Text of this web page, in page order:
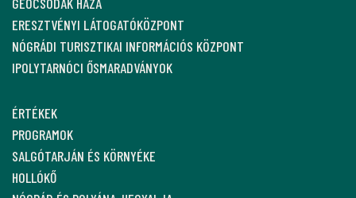
ERESZTVÉNYI LÁTOGATÓKÖZPONT
NÓGRÁDI TURISZTIKAI INFORMÁCIÓS KÖZPONT
IPOLYTARNÓCI ŐSMARADVÁNYOK
ÉRTÉKEK
PROGRAMOK
SALGÓTARJÁN ÉS KÖRNYÉKE
HOLLÓKŐ